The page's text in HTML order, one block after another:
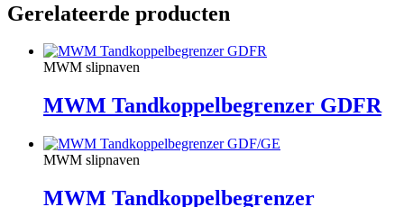
Gerelateerde producten
MWM slipnaven
MWM Tandkoppelbegrenzer GDFR
MWM slipnaven
MWM Tandkoppelbegrenzer